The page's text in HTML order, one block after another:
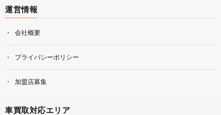
運営情報
会社概要
プライバシーポリシー
加盟店募集
車買取対応エリア